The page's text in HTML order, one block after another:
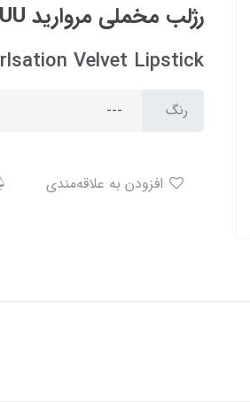
رژلب مخملی مروارید KLAVUU
Velvet Lipstick
رنگ